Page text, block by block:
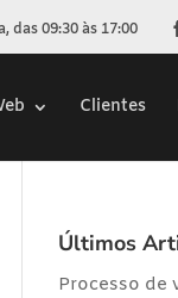
das 09:30 às 17:00
Clientes
Últimos
Processo de